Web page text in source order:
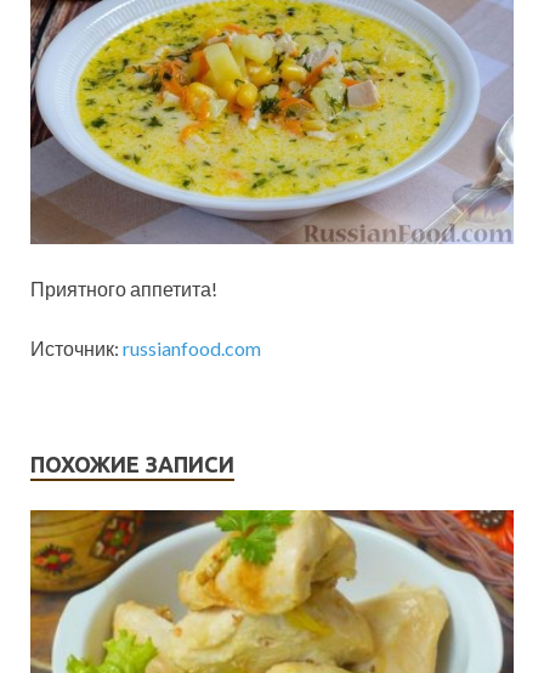
Приятного аппетита!
Источник: russianfood.com
ПОХОЖИЕ ЗАПИСИ